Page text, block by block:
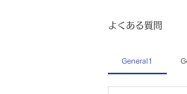
よくある質問
General1